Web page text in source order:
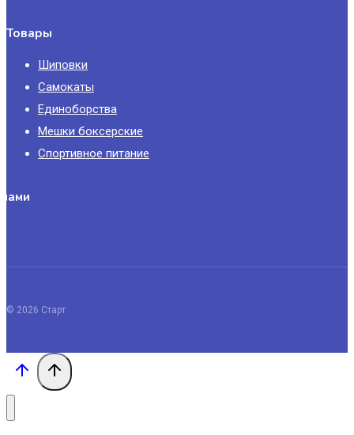
Товары
Шиповки
Самокаты
Единоборства
Мешки боксерские
Спортивное питание
© 2026 Старт